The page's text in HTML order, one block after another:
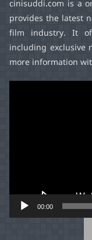
cinisuddi.com is a
provides the latest
film industry. It
including exclusive
more information
00:00